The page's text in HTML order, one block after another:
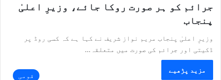
جرائم کو ہر صورت روکا جائے، وزیرِ اعلیٰ
پنجاب
وزیرِ اعلیٰ پنجاب مریم نواز شریف نے کہا ہے کہ کسی روڈ پر
ڈکیتی اور جرائم کی صورت میں متعلقہ…
مزید پڑھیے
قومی